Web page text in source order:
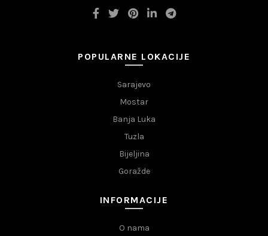
POPULARNE LOKACIJE
Sarajevo
Mostar
Banja Luka
Tuzla
Bijeljina
Goražde
INFORMACIJE
O nama